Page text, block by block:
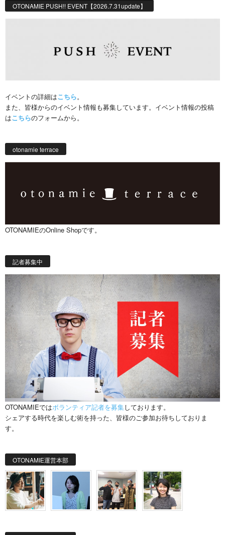
OTONAMIE PUSH!! EVENT【2026.7.31update】
イベントの詳細はこちら。
また、皆様からのイベント情報も募集しています。イベント情報の投稿
はこちらのフォームから。
otonamie terrace
OTONAMIEのOnline Shopです。
記者募集中
OTONAMIEではボランティア記者を募集しております。
シェアする時代を楽しむ術を持った、皆様のご参加お待ちしておりま
す。
OTONAMIE運営本部